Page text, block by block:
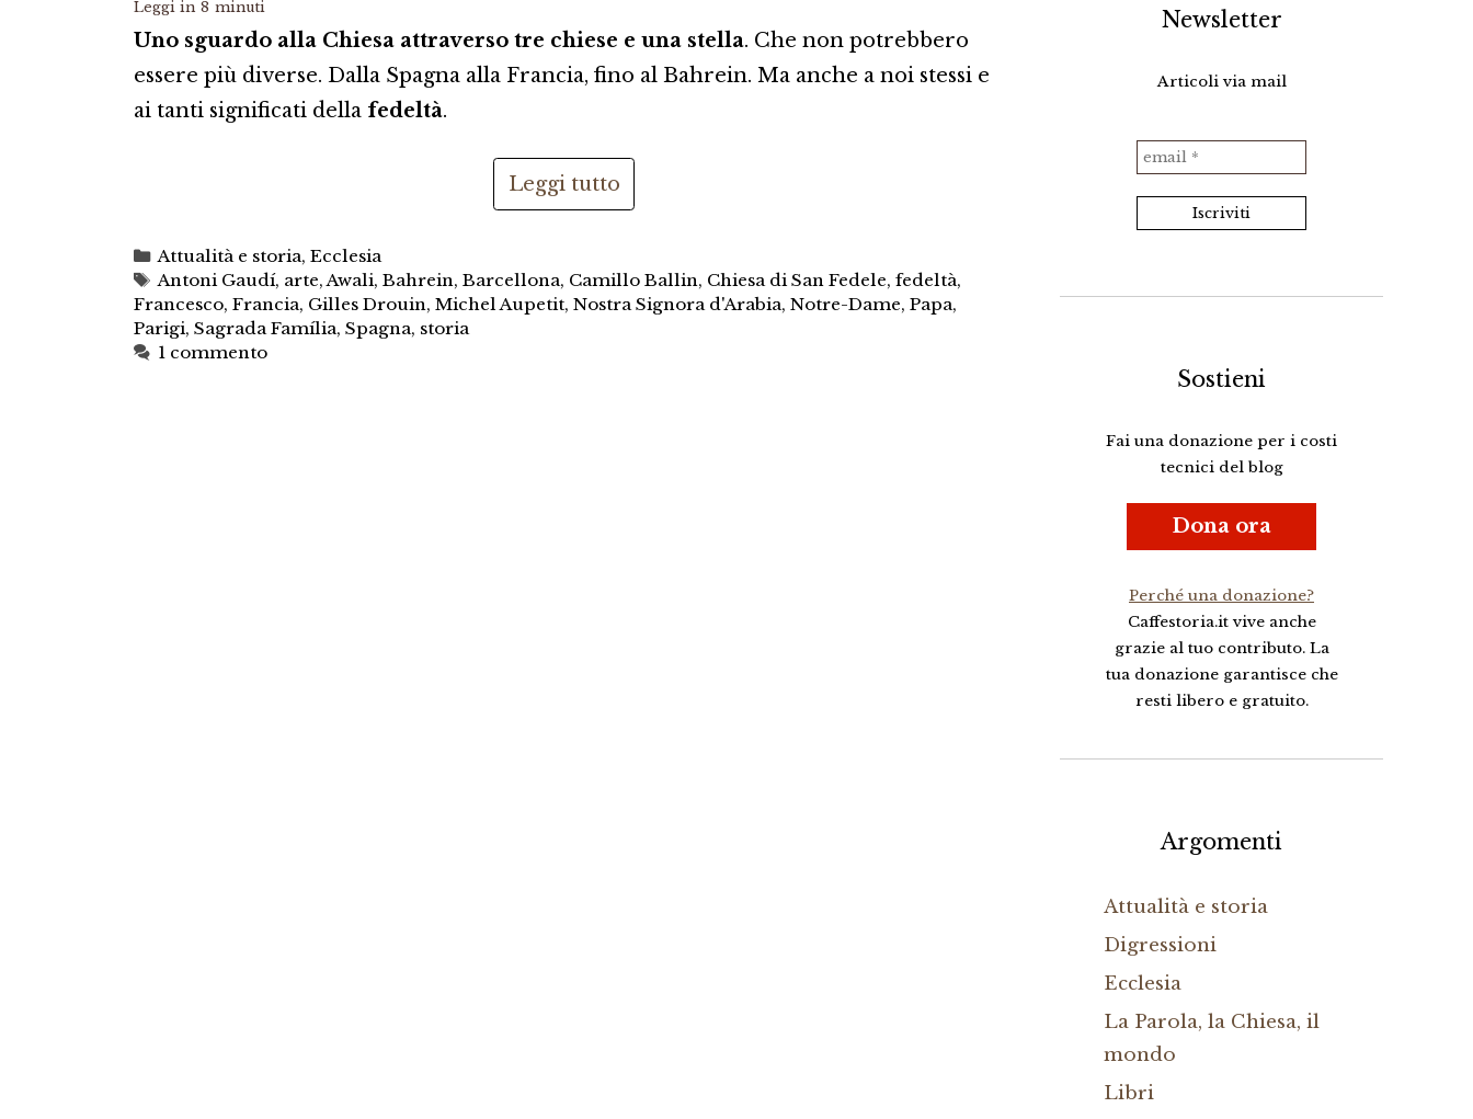
Leggi in 8 minuti
Uno sguardo alla Chiesa attraverso tre chiese e una stella. Che non potrebbero
essere più diverse. Dalla Spagna alla Francia, fino al Bahrein. Ma anche a noi stessi e
ai tanti significati della fedeltà.
Leggi tutto
Categorie
Attualità e storia,Ecclesia
Tag
Antoni Gaudí, arte,Awali,Bahrein,Barcellona, Camillo Ballin, Chiesa di San Fedele,fedeltà,
Francesco, Francia, Gilles Drouin, Michel Aupetit, Nostra Signora d'Arabia, Notre-Dame, Papa,
Parigi, Sagrada Família, Spagna, storia
1 commento
Newsletter
Articoli via mail
Sostieni
Fai una donazione per i costi
tecnici del blog
Dona ora
Perché una donazione?
Caffestoria.it vive anche
grazie al tuo contributo. La
tua donazione garantisce che
resti libero e gratuito.
Argomenti
Attualità e storia
Digressioni
Ecclesia
La Parola, la Chiesa, il
mondo
Libri